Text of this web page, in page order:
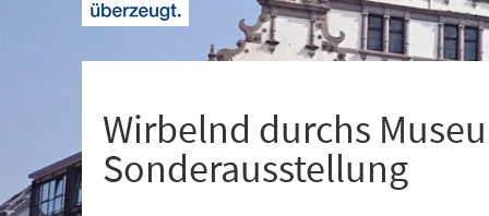
Wirbelnd durchs
Sonderausstellung